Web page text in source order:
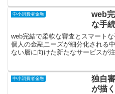
中小消費者金融
web
な手
web完結で柔軟な審査とスマート
個人の金融ニーズが細分化される
ない層に向けた新たなサービスが
銀行や信販会社では審査に通らな
中小消費者金融
独自
が描